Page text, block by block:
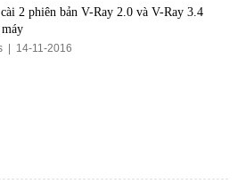
2 phiên bản V-Ray 2.0 và V-Ray 3.4
| 14-11-2016